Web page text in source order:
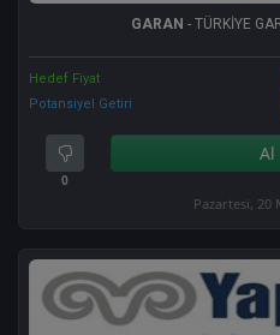
GARAN - TÜRKİYE
Hedef Fiyat
Potansiyel Getiri
0
Al
Pazartesi, 20